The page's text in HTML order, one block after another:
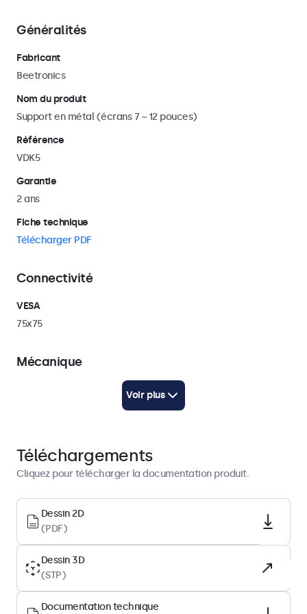
Généralités
Fabricant
Beetronics
Nom du produit
Support en métal (écrans 7 ~ 12 pouces)
Référence
VDK5
Garantie
2 ans
Fiche technique
Télécharger PDF
Connectivité
VESA
75x75
Mécanique
Noir
Hauteur
Dessin technique (2D)
Télécharger PDF
Dessin technique (3D)
Télécharger CAD/STP
Ce colis contient
Voir plus
Téléchargements
Cliquez pour télécharger la documentation produit.
Dessin 2D
(PDF)
Dessin 3D
(STP)
Documentation technique